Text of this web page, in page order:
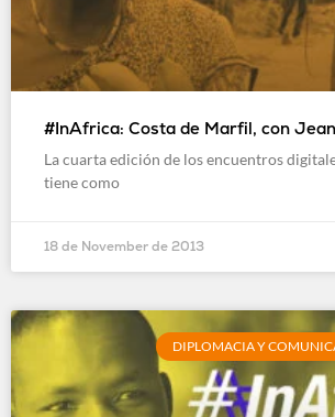
#InAfrica: Costa de Marfil, con
La cuarta edición de los encuentros
tiene como
18 de November de 2013
DIPLOMACIA Y